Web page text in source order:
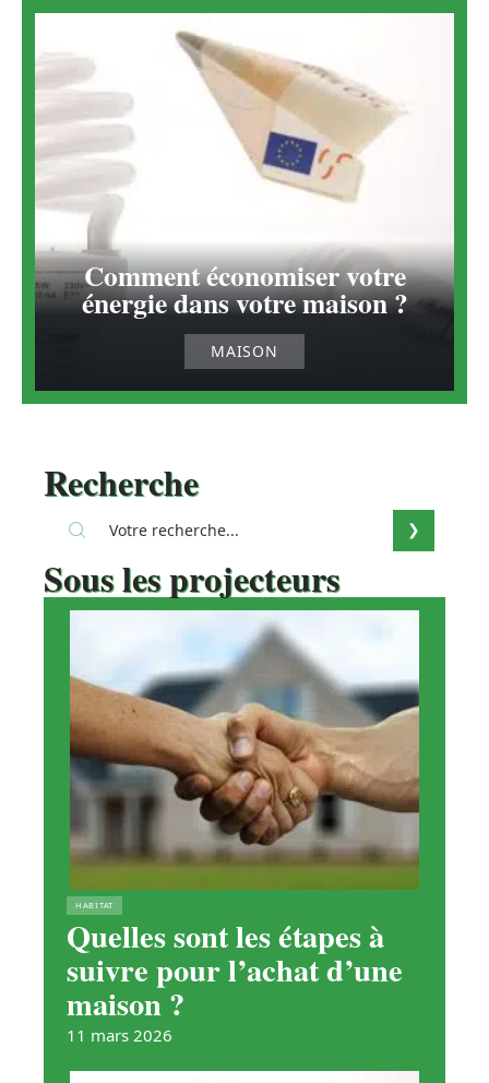
Comment économiser votre
énergie dans votre maison ?
MAISON
Recherche
Sous les projecteurs
HABITAT
Quelles sont les étapes à
suivre pour l’achat d’une
maison ?
11 mars 2026